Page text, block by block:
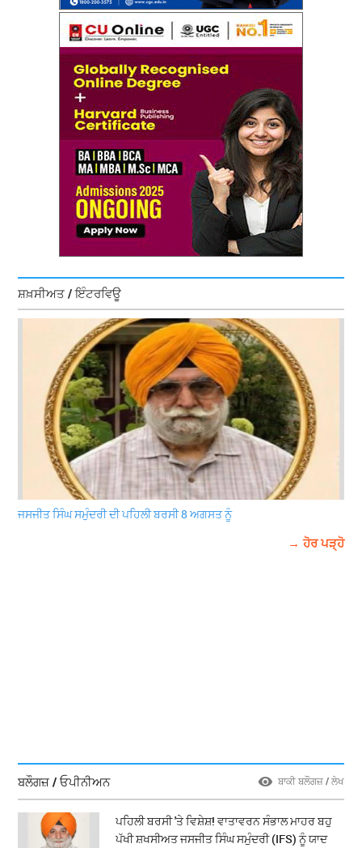
ਸ਼ਖ਼ਸੀਅਤ / ਇੰਟਰਵਿਊ
ਜਸਜੀਤ ਸਿੰਘ ਸਮੁੰਦਰੀ ਦੀ ਪਹਿਲੀ ਬਰਸੀ 8 ਅਗਸਤ ਨੂੰ
→ ਹੋਰ ਪੜ੍ਹੋ
ਬਲੌਗਜ਼ / ਓਪੀਨੀਅਨ ਬਾਕੀ ਬਲੌਗਜ਼ / ਲੇਖ
ਪਹਿਲੀ ਬਰਸੀ 'ਤੇ ਵਿਸ਼ੇਸ਼! ਵਾਤਾਵਰਨ ਸੰਭਾਲ ਮਾਹਰ ਬਹੁ
ਪੱਖੀ ਸ਼ਖਸੀਅਤ ਜਸਜੀਤ ਸਿੰਘ ਸਮੁੰਦਰੀ (IFS) ਨੂੰ ਯਾਦ